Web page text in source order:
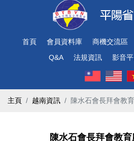
首頁 會員資料庫 商機交流區
Q&A
法規資訊 影音
主頁 越南資訊 陳水石會長拜會教
陳水石會長拜會教